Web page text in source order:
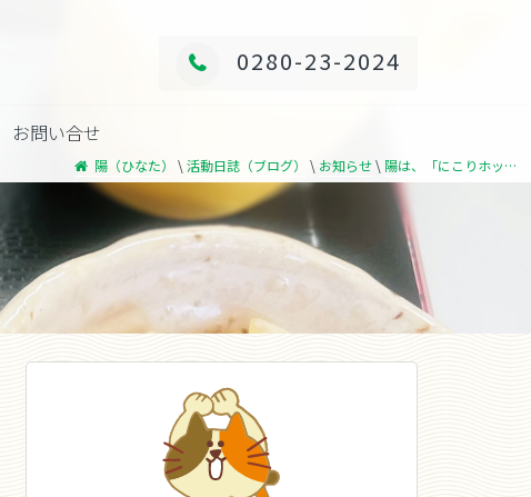
0280-23-2024
お問い合せ
陽（ひなた） \ 活動日誌（ブログ） \ お知らせ\ 陽は、「にこりホッと」を宣言します！